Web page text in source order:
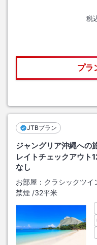
税
プラ
JTBプラン
ジャングリア沖縄への
レイトチェックアウト
なし
お部屋： クラシックツ
禁煙 /32平米